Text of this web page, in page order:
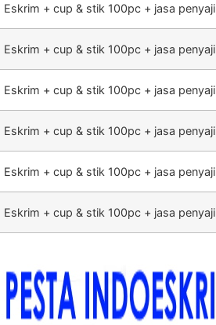
Eskrim + cup & stik 100pc + jasa penyaji
Eskrim + cup & stik 100pc + jasa penyaji
Eskrim + cup & stik 100pc + jasa penyaji
Eskrim + cup & stik 100pc + jasa penyaji
Eskrim + cup & stik 100pc + jasa penyaji
Eskrim + cup & stik 100pc + jasa penyaji